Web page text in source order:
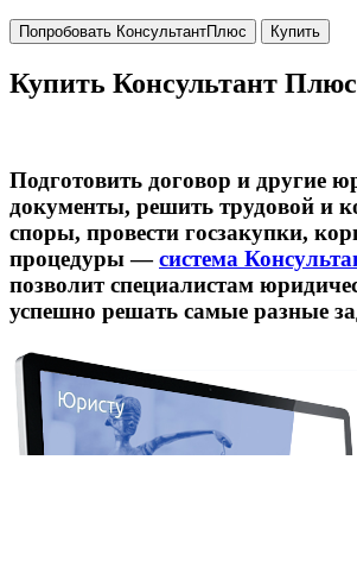
Попробовать КонсультантПлюс Купить
Купить Консультант
Подготовить договор и другие
документы, решить трудовой и
споры, провести госзакупки,
процедуры —система
позволит специалистам
успешно решать самые разные